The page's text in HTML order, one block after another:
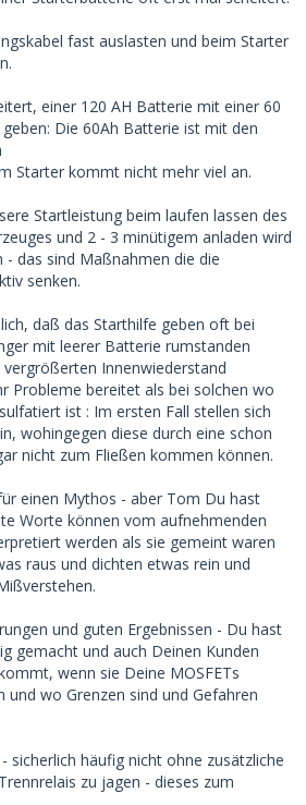
fast auslasten und beim Starter
einer 120 AH Batterie mit einer 60
Die 60Ah Batterie ist mit den
Starter kommt nicht mehr viel an.
Startleistung beim laufen lassen des
und 2 - 3 minütigem anladen wird
- das sind Maßnahmen die die
senken.
daß das Starthilfe geben oft bei
mit leerer Batterie rumstanden
Innenwiederstand
Probleme bereitet als bei solchen wo
ist : Im ersten Fall stellen sich
wohingegen diese durch eine schon
nicht zum Fließen kommen können.
einen Mythos - aber Tom Du hast
Worte können vom aufnehmenden
werden als sie gemeint waren
raus und dichten etwas rein und
und guten Ergebnissen - Du hast
gemacht und auch Deinen Kunden
wenn sie Deine MOSFETs
und wo Grenzen sind und Gefahren
sicherlich häufig nicht ohne zusätzliche
zu jagen - dieses zum